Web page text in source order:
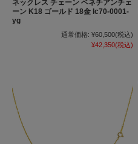
ネックレス チェーン ベネチアンチェ
ーン K18 ゴールド 18金 lc70-0001-
yg
通常価格: ¥60,500(税込)
¥42,350(税込)